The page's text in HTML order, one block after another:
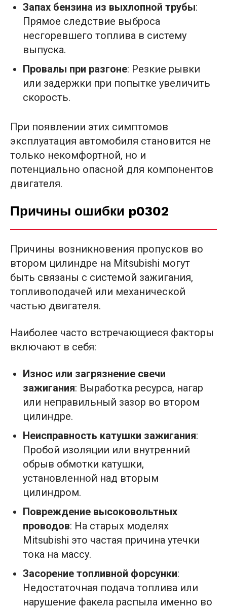
Запах бензина из выхлопной трубы:
Прямое следствие выброса
несгоревшего топлива в систему
выпуска.
Провалы при разгоне: Резкие рывки
или задержки при попытке увеличить
скорость.
При появлении этих симптомов
эксплуатация автомобиля становится не
только некомфортной, но и
потенциально опасной для компонентов
двигателя.
Причины ошибки p0302
Причины возникновения пропусков во
втором цилиндре на Mitsubishi могут
быть связаны с системой зажигания,
топливоподачей или механической
частью двигателя.
Наиболее часто встречающиеся факторы
включают в себя:
Износ или загрязнение свечи
зажигания: Выработка ресурса, нагар
или неправильный зазор во втором
цилиндре.
Неисправность катушки зажигания:
Пробой изоляции или внутренний
обрыв обмотки катушки,
установленной над вторым
цилиндром.
Повреждение высоковольтных
проводов: На старых моделях
Mitsubishi это частая причина утечки
тока на массу.
Засорение топливной форсунки:
Недостаточная подача топлива или
нарушение факела распыла именно во